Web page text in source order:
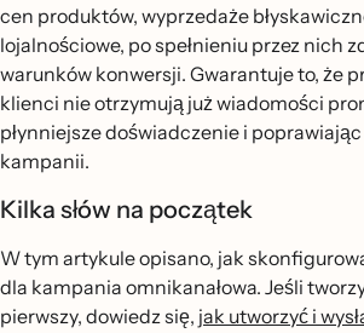
cen produktów, wyprzedaże
lojalnościowe, po spełnieniu przez nich
warunków konwersji. Gwarantuje to, że
klienci nie otrzymują już wiadomości
płynniejsze doświadczenie i
kampanii.
Kilka słów na początek
W tym artykule opisano, jak
dla kampania omnikanałowa. Jeśli
pierwszy, dowiedz się, jak utworzyć i